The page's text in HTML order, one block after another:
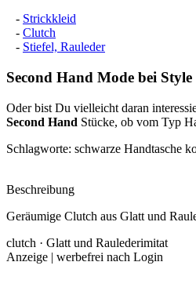
- Strickkleid
- Clutch
- Stiefel, Rauleder
Second Hand Mode bei
Oder bist Du vielleicht daran
Second Hand Stücke, ob vom Typ
Schlagworte: schwarze Handtasche
Beschreibung
Geräumige Clutch aus Glatt und
clutch · Glatt und Raulederimitat
Anzeige | werbefrei nach Login